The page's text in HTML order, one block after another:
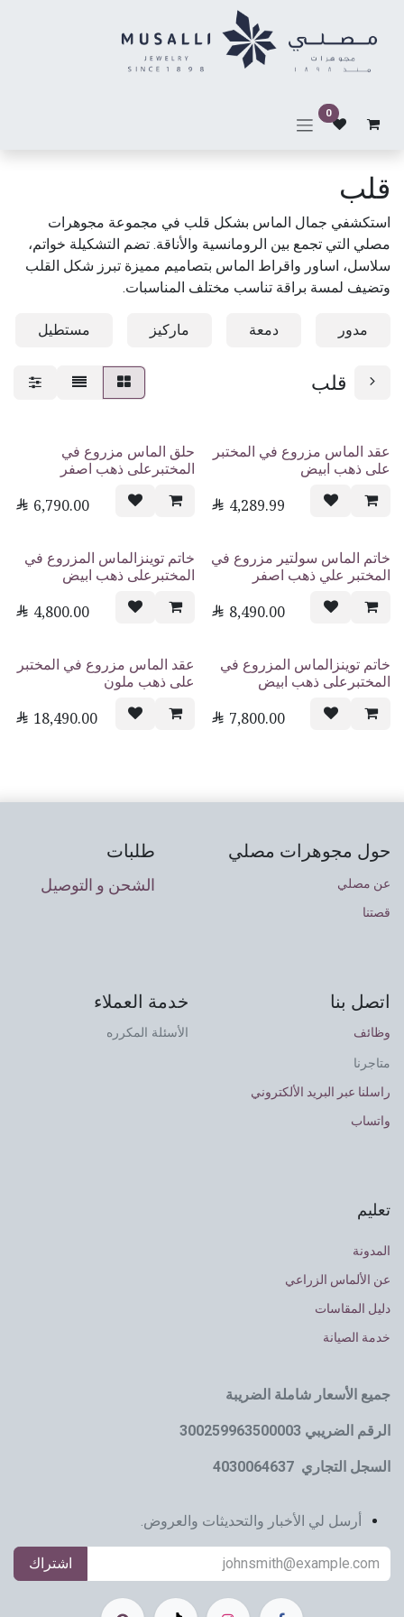
0
قلب
استكشفي جمال الماس بشكل قلب في مجموعة مجوهرات
مصلي التي تجمع بين الرومانسية والأناقة. تضم التشكيلة خواتم،
سلاسل، اساور واقراط الماس بتصاميم مميزة تبرز شكل القلب
وتضيف لمسة براقة تناسب مختلف المناسبات.
مدور دمعة ماركيز مستطيل
قلب
عقد الماس مزروع في المختبر
على ذهب ابيض
 4,289.99
حلق الماس مزروع في
المختبرعلى ذهب اصفر
 6,790.00
خاتم الماس سولتير مزروع في
المختبر علي ذهب اصفر
 8,490.00
خاتم توينزالماس المزروع في
المختبرعلى ذهب ابيض
 4,800.00
خاتم توينزالماس المزروع في
المختبرعلى ذهب ابيض
 7,800.00
عقد الماس مزروع في المختبر
على ذهب ملون
 18,490.00
حول مجوهرات مصلي
عن مصلي
قصتنا
طلبات
الشحن و التوصيل
اتصل بنا
وظائف
متاجرنا
راسلنا عبر البريد الألكتروني
واتساب
خدمة العملاء
الأسئلة المكرره
تعليم
المدونة
عن الألماس الزراعي
دليل المقاسات
خدمة الصيانة
جميع الأسعار شاملة الضريبة
الرقم الضريبي 300259963500003
السجل التجاري 4030064637
أرسل لي الأخبار والتحديثات والعروض.
اشتراك